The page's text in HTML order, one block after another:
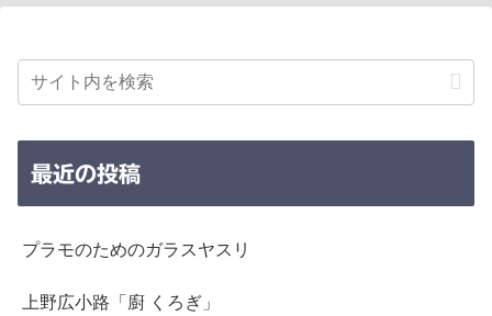
最近の投稿
プラモのためのガラスヤスリ
上野広小路「廚 くろぎ」